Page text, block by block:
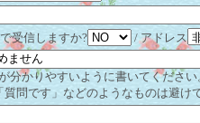
受信しますか?
/ アドレス
分かりやすいように書いてください
質問です」などのようなものは避け